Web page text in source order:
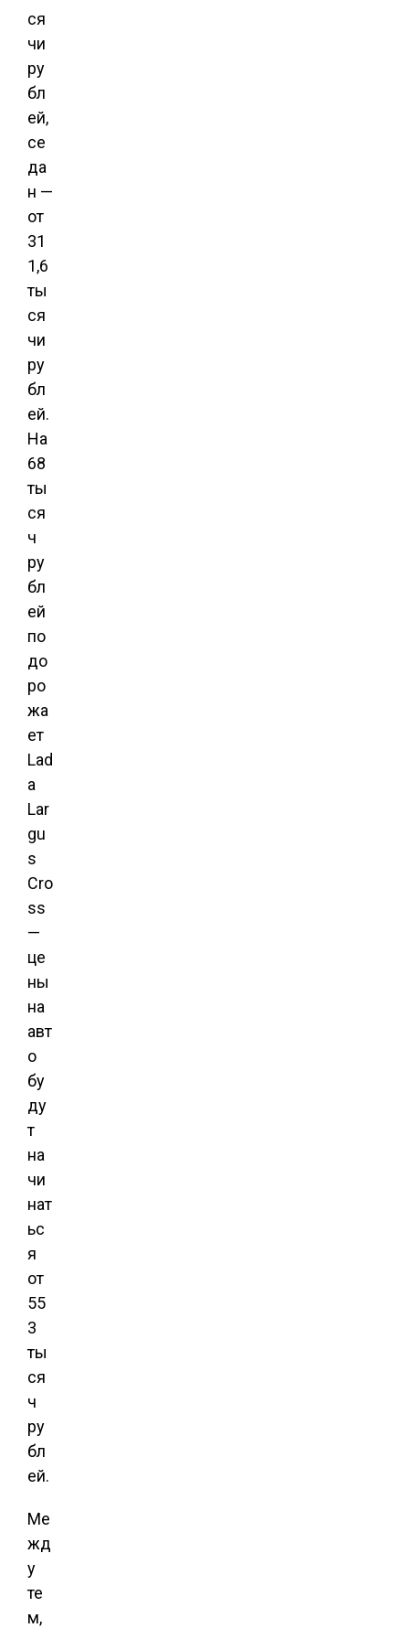
ся
чи
ру
бл
ей,
се
да
н —
от
31
1,6
ты
ся
чи
ру
бл
ей.
На
68
ты
ся
ч
ру
бл
ей
по
до
ро
жа
ет
Lad
a
Lar
gu
s
Cro
ss
—
це
ны
на
авт
о
бу
ду
т
на
чи
нат
ьс
я
от
55
3
ты
ся
ч
ру
бл
ей.
Ме
жд
у
те
м,